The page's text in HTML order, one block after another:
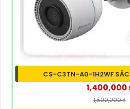
CS-C3TN-A0-1H2WF SẮC
1,400,000
1,500,000 ₫